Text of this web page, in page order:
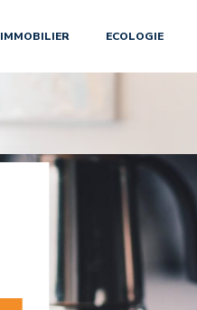
IMMOBILIER ECOLOGIE